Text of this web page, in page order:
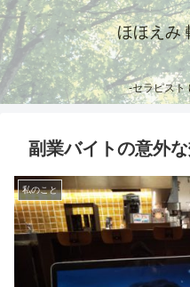
ほほえみ
-セラピスト
副業バイトの意外
私のこと